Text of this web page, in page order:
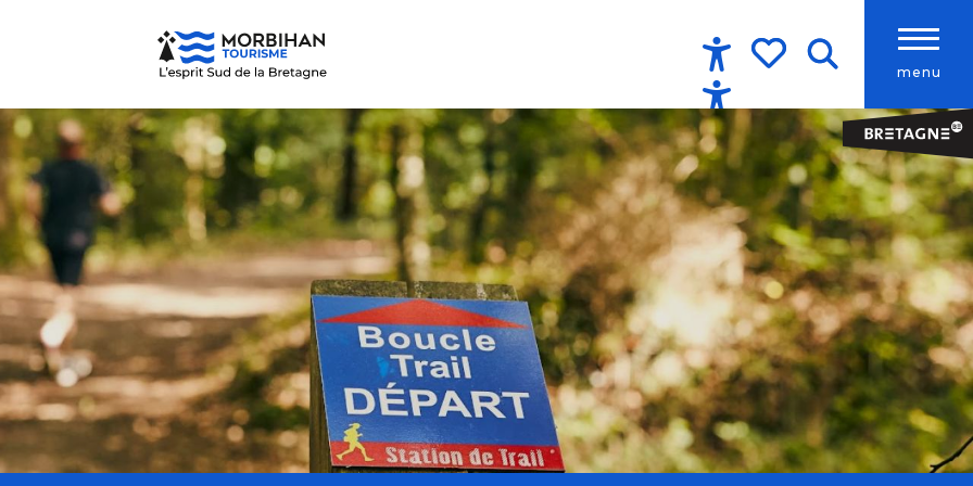
menu
Accessibilité